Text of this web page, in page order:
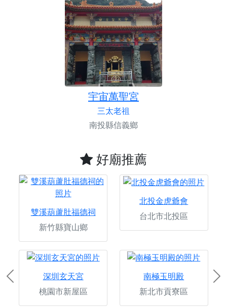
宇宙萬聖宮
三太老祖
南投縣信義鄉
好廟推薦
雙溪葫蘆肚福德祠
新竹縣寶山鄉
北投金虎爺會
台北市北投區
深圳玄天宮
桃園市新屋區
南極玉明殿
新北市貢寮區
Previous